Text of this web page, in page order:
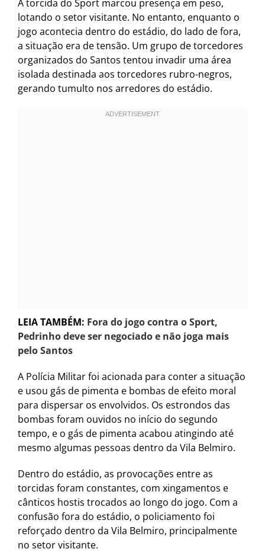
A torcida do Sport marcou presença em peso,
lotando o setor visitante. No entanto, enquanto o
jogo acontecia dentro do estádio, do lado de fora,
a situação era de tensão. Um grupo de torcedores
organizados do Santos tentou invadir uma área
isolada destinada aos torcedores rubro-negros,
gerando tumulto nos arredores do estádio.
LEIA TAMBÉM: Fora do jogo contra o Sport,
Pedrinho deve ser negociado e não joga mais
pelo Santos
A Polícia Militar foi acionada para conter a situação
e usou gás de pimenta e bombas de efeito moral
para dispersar os envolvidos. Os estrondos das
bombas foram ouvidos no início do segundo
tempo, e o gás de pimenta acabou atingindo até
mesmo algumas pessoas dentro da Vila Belmiro.
Dentro do estádio, as provocações entre as
torcidas foram constantes, com xingamentos e
cânticos hostis trocados ao longo do jogo. Com a
confusão fora do estádio, o policiamento foi
reforçado dentro da Vila Belmiro, principalmente
no setor visitante.